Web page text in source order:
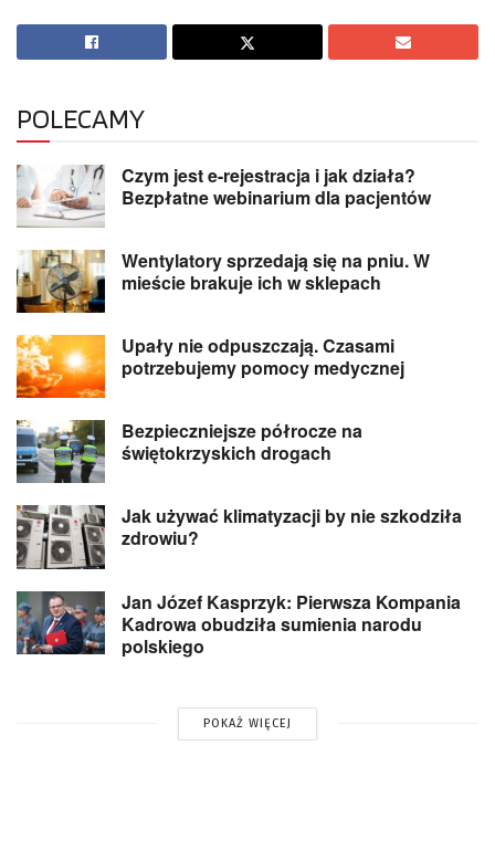
POLECAMY
Czym jest e-rejestracja i jak działa?
Bezpłatne webinarium dla pacjentów
Wentylatory sprzedają się na pniu. W
mieście brakuje ich w sklepach
Upały nie odpuszczają. Czasami
potrzebujemy pomocy medycznej
Bezpieczniejsze półrocze na
świętokrzyskich drogach
Jak używać klimatyzacji by nie szkodziła
zdrowiu?
Jan Józef Kasprzyk: Pierwsza Kompania
Kadrowa obudziła sumienia narodu
polskiego
POKAŻ WIĘCEJ